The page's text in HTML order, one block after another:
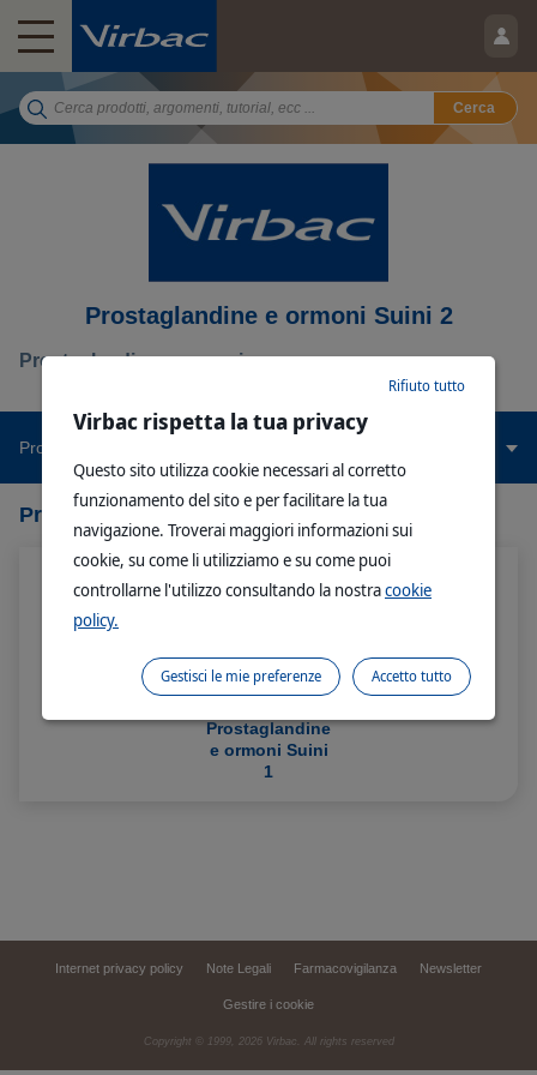
Cerca
Prostaglandine e ormoni Suini 2
Prostaglandine e ormoni
Prodotti Correlati
Prodotti Correlati
Prostaglandine
e ormoni Suini
1
Internet privacy policy Note Legali Farmacovigilanza Newsletter
Gestire i cookie
Copyright © 1999, 2026 Virbac. All rights reserved
Virbac rispetta la tua privacy
Questo sito utilizza cookie necessari al corretto
funzionamento del sito e per facilitare la tua
navigazione. Troverai maggiori informazioni sui
cookie, su come li utilizziamo e su come puoi
controllarne l'utilizzo consultando la nostracookie
policy.
Rifiuto tutto
Accetto tutto
Gestisci le mie preferenze